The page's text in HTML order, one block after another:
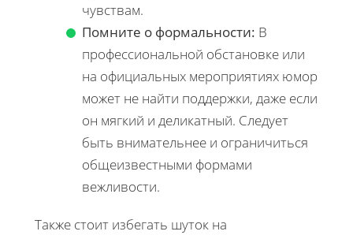
чувствам.
Помните о формальности: В
профессиональной обстановке или
на официальных мероприятиях юмор
может не найти поддержки, даже если
он мягкий и деликатный. Следует
быть внимательнее и ограничиться
общеизвестными формами
вежливости.
Также стоит избегать шуток на